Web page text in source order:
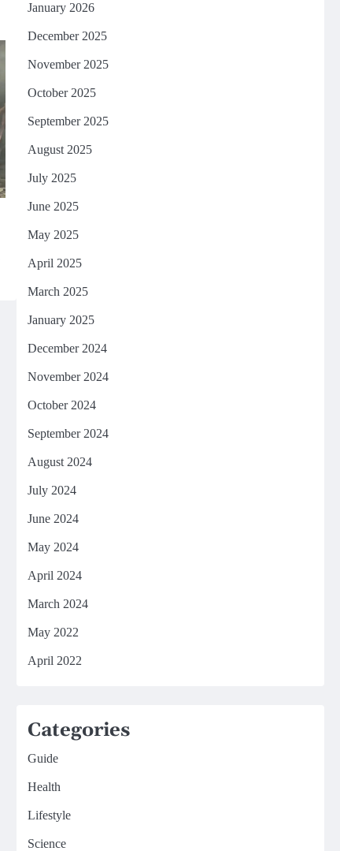
January 2026
December 2025
November 2025
October 2025
September 2025
August 2025
July 2025
June 2025
May 2025
April 2025
March 2025
January 2025
December 2024
November 2024
October 2024
September 2024
August 2024
July 2024
June 2024
May 2024
April 2024
March 2024
May 2022
April 2022
Categories
Guide
Health
Lifestyle
Science